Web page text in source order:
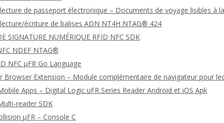
de passeport électronique – Documents de voyage lisibles à
écriture de balises ADN NT4H NTAG® 424
SIGNATURE NUMÉRIQUE RFID NFC SDK
NDEF NTAG®
NFC μFR Go Language
Browser Extension – Module complémentaire de navigateur pour
Apps – Digital Logic uFR Series Reader Android et iOS Apk
reader SDK
μFR – Console C